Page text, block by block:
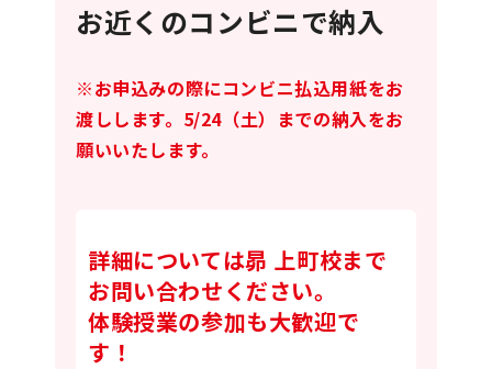
お近くのコンビニで納入
※お申込みの際にコンビニ払込用紙をお
渡しします。5/24（土）までの納入をお
願いいたします。
詳細については昴 上町校まで
お問い合わせください。
体験授業の参加も大歓迎で
す！